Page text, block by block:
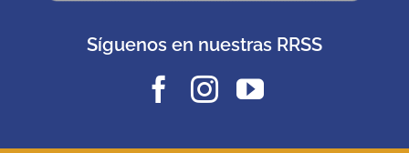
Síguenos en nuestras RRSS